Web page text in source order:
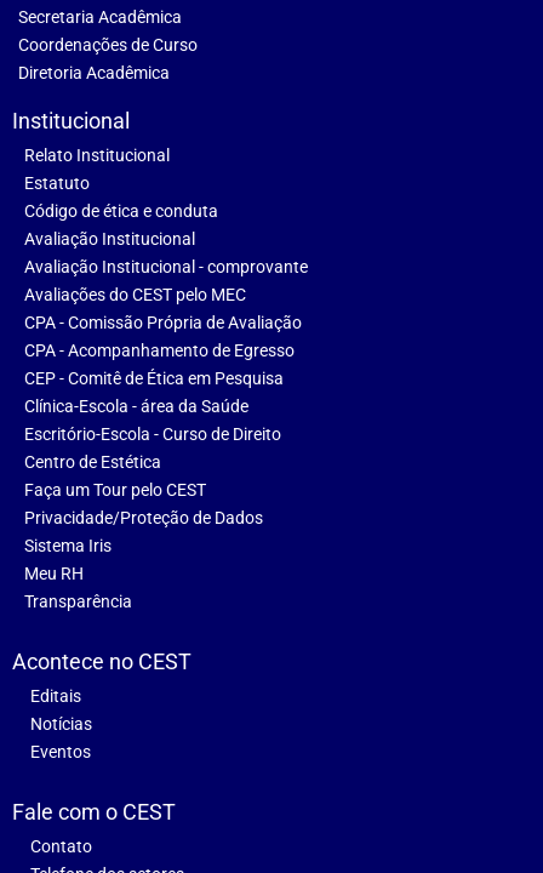
Secretaria Acadêmica
Coordenações de Curso
Diretoria Acadêmica
Institucional
Relato Institucional
Estatuto
Código de ética e conduta
Avaliação Institucional
Avaliação Institucional - comprovante
Avaliações do CEST pelo MEC
CPA - Comissão Própria de Avaliação
CPA - Acompanhamento de Egresso
CEP - Comitê de Ética em Pesquisa
Clínica-Escola - área da Saúde
Escritório-Escola - Curso de Direito
Centro de Estética
Faça um Tour pelo CEST
Privacidade/Proteção de Dados
Sistema Iris
Meu RH
Transparência
Acontece no CEST
Editais
Notícias
Eventos
Fale com o CEST
Contato